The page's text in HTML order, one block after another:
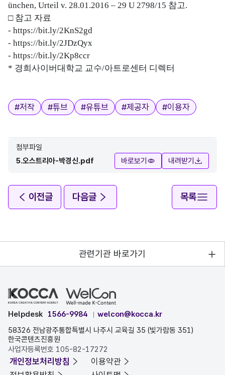
ünchen, Urteil v. 28.01.2016 – 29 U 2798/15 참고.
□ 참고 자료
- https://bit.ly/2KnS2gd
- https://bit.ly/2JDzQyx
- https://bit.ly/2Kp8ccr
* 경희사이버대학교 교수/아트로센터 디렉터
태그
#저작 #튜브 #유튜브 #제공자 #이용자
첨부파일
5.오스트리아-박경신.pdf
바로보기 내려받기
이전글 다음글 목록
관련기관 바로가기
Helpdesk 1566-9984
welcon@kocca.kr
58326 전남광주통합특별시 나주시 교육길 35 (빛가람동 351)
한국콘텐츠진흥원
사업자등록번호 105-82-17272
개인정보처리방침
이용약관